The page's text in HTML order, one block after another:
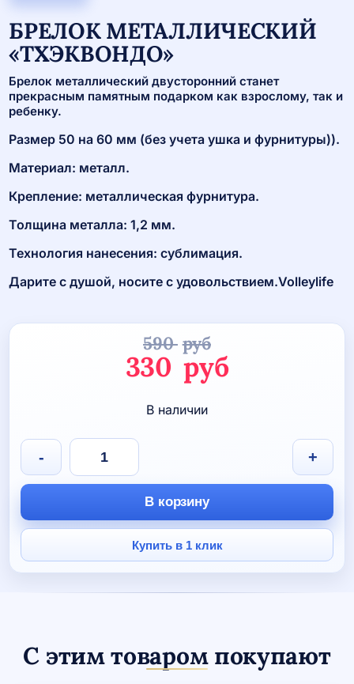
БРЕЛОК МЕТАЛЛИЧЕСКИЙ
«ТХЭКВОНДО»
Брелок металлический двусторонний станет
прекрасным памятным подарком как взрослому, так и
ребенку.
Размер 50 на 60 мм (без учета ушка и фурнитуры)).
Материал: металл.
Крепление: металлическая фурнитура.
Толщина металла: 1,2 мм.
Технология нанесения: сублимация.
Дарите с душой, носите с удовольствием.Volleylife
590 руб
цена
составляла
330 руб
Текущая
цена:
В наличии
Количество
товара
Брелок
металлический
- +
В корзину
Купить в 1 клик
С этим товаром покупают